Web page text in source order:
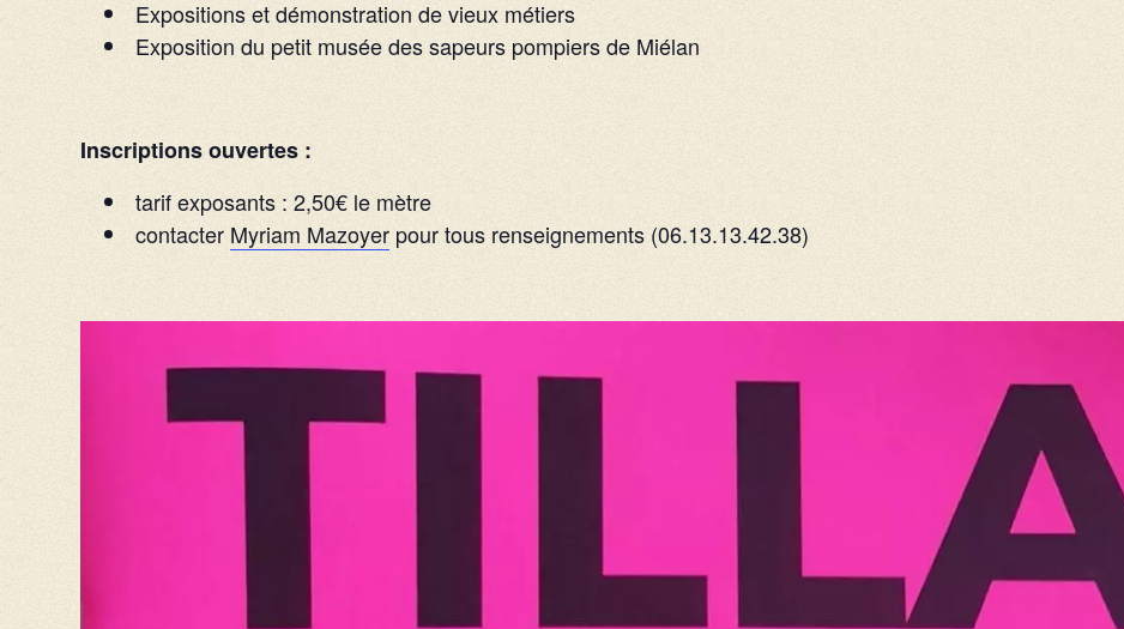
Expositions et démonstration de vieux métiers
Exposition du petit musée des sapeurs pompiers de Miélan
Inscriptions ouvertes :
tarif exposants : 2,50€ le mètre
contacter Myriam Mazoyer pour tous renseignements (06.13.13.42.38)